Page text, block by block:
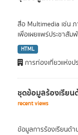
สื่อ Multimedia เช่น
เพื่อเผยแพร่ประชาสัม
HTML
การท่องเที่ยวแห่งป
ชุดข้อมูลร้องเรียน
recent views
ข้อมูลการร้องเรียนด้